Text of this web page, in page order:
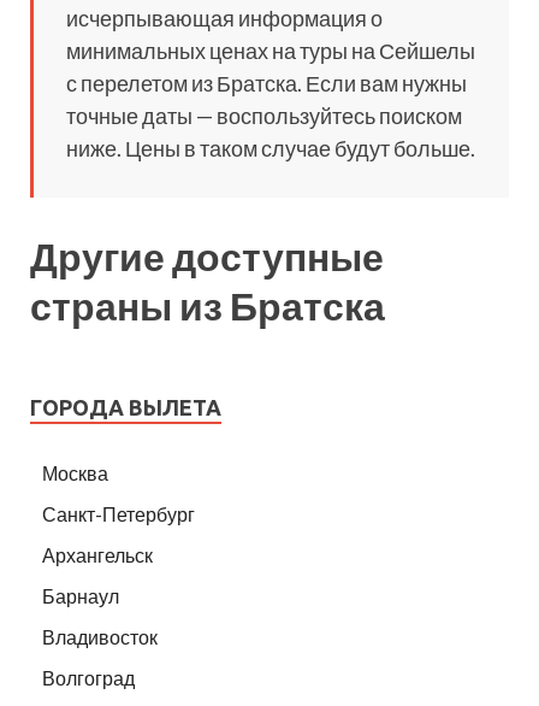
исчерпывающая информация о
минимальных ценах на туры на Сейшелы
с перелетом из Братска. Если вам нужны
точные даты — воспользуйтесь поиском
ниже. Цены в таком случае будут больше.
Другие доступные
страны из Братска
ГОРОДА ВЫЛЕТА
Москва
Санкт-Петербург
Архангельск
Барнаул
Владивосток
Волгоград